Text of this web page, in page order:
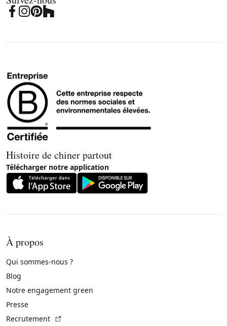
Histoire de chiner partout
Télécharger notre application
À propos
Qui sommes-nous ?
Blog
Notre engagement green
Presse
Recrutement